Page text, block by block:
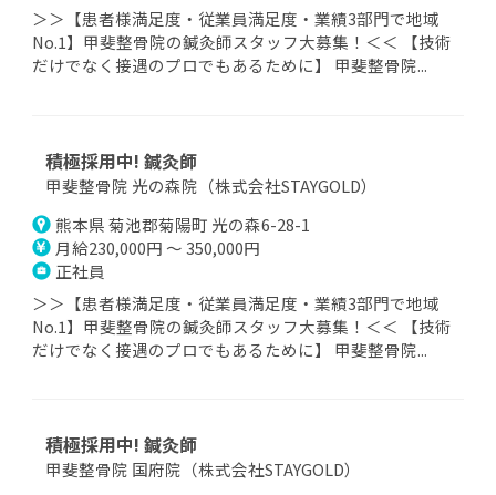
＞＞【患者様満足度・従業員満足度・業績3部門で地域
No.1】甲斐整骨院の鍼灸師スタッフ大募集！＜＜ 【技術
だけでなく接遇のプロでもあるために】 甲斐整骨院...
積極採用中! 鍼灸師
甲斐整骨院 光の森院（株式会社STAYGOLD）
熊本県 菊池郡菊陽町 光の森6-28-1
月給230,000円 ～ 350,000円
正社員
＞＞【患者様満足度・従業員満足度・業績3部門で地域
No.1】甲斐整骨院の鍼灸師スタッフ大募集！＜＜ 【技術
だけでなく接遇のプロでもあるために】 甲斐整骨院...
積極採用中! 鍼灸師
甲斐整骨院 国府院（株式会社STAYGOLD）